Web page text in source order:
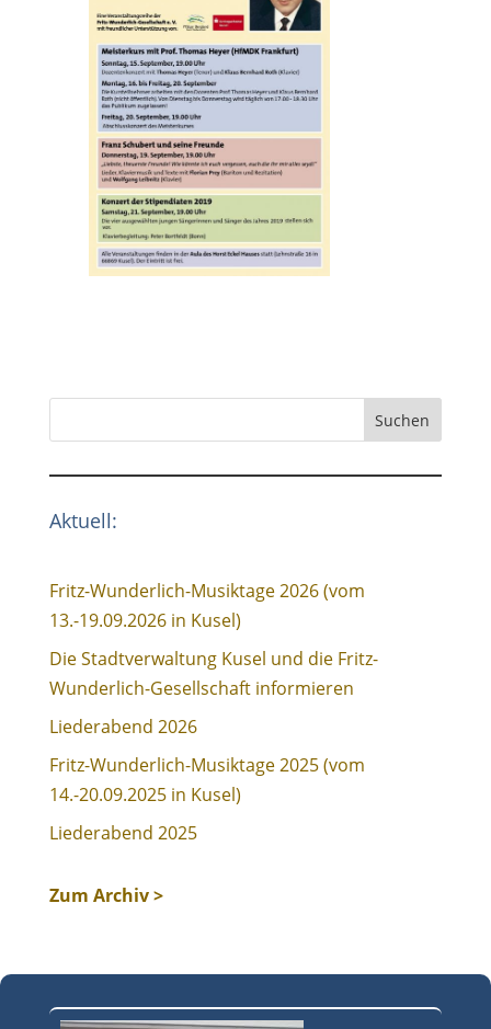
Suchen
Aktuell:
Fritz-Wunderlich-Musiktage 2026 (vom
13.-19.09.2026 in Kusel)
Die Stadtverwaltung Kusel und die Fritz-
Wunderlich-Gesellschaft informieren
Liederabend 2026
Fritz-Wunderlich-Musiktage 2025 (vom
14.-20.09.2025 in Kusel)
Liederabend 2025
Zum Archiv >